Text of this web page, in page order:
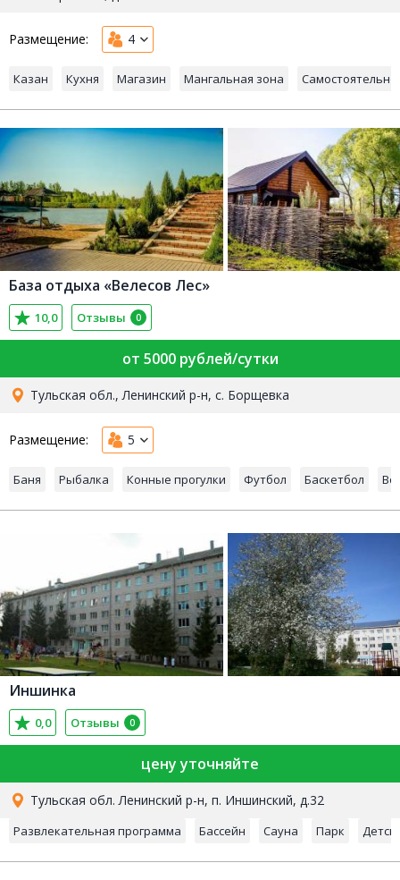
Размещение: 4
Казан Кухня Магазин Мангальная зона Самостоятельно
База отдыха «Велесов Лес»
10,0 Отзывы 0
от 5000 рублей/сутки
Тульская обл., Ленинский р-н, с. Борщевка
Размещение: 5
Баня Рыбалка Конные прогулки Футбол Баскетбол
Иншинка
0,0 Отзывы 0
цену уточняйте
Тульская обл. Ленинский р-н, п. Иншинский, д.32
Развлекательная программа Бассейн Сауна Парк